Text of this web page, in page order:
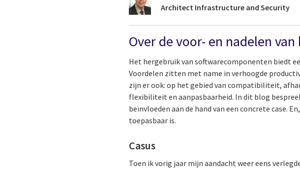
Architect Infrastructure and Security
Over de voor- en nadelen
Het hergebruik van softwarecomponenten biedt
Voordelen zitten met name in verhoogde
zijn er ook: op het gebied van compatibiliteit,
flexibiliteit en aanpasbaarheid. In dit blog
beïnvloeden aan de hand van een concrete case.
toepasbaar is.
Casus
Toen ik vorig jaar mijn aandacht weer eens